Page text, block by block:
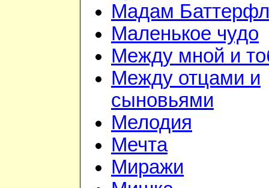
Мадам
Маленькое чудо
Между мной и
Между отцами и
сыновьями
Мелодия
Мечта
Миражи